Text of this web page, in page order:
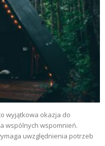
wyjątkowa okazja do
wspólnych wspomnień.
uwzględnienia potrzeb